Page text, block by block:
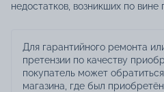
недостатков, возникших по вине
Для гарантийного ремонта
претензии по качеству
покупатель может
магазина, где был